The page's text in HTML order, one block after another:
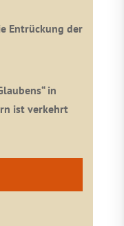
Entrückung der
in
ist verkehrt